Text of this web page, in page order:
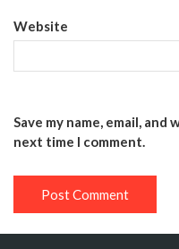
Website
Save my name, email,
next time I comment.